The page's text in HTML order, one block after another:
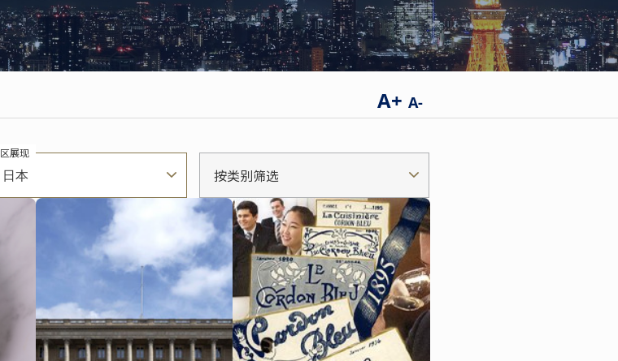
A+ A-
本
展现
按类别筛选